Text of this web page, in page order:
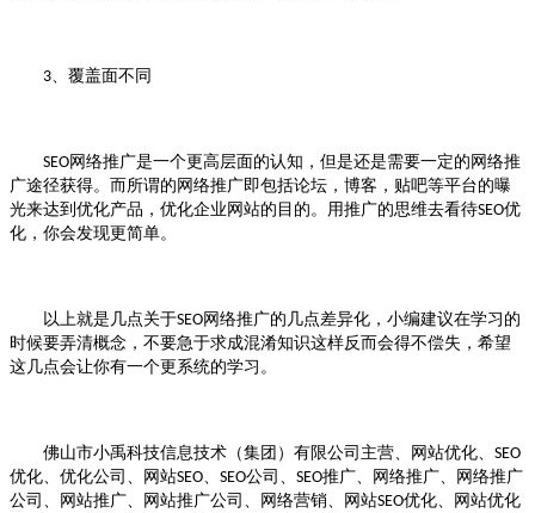
3 、覆盖面不同
SEO网络推广是一个更高层面的认知，但是还是需要一定的网络推
广途径获得。而所谓的网络推广即包括论坛，博客，贴吧等平台的曝
光来达到优化产品，优化企业网站的目的。用推广的思维去看待SEO优
化，你会发现更简单。
以上就是几点关于SEO网络推广的几点差异化，小编建议在学习的
时候要弄清概念，不要急于求成混淆知识这样反而会得不偿失，希望
这几点会让你有一个更系统的学习。
佛山市小禹科技信息技术（集团）有限公司主营、网站优化、 SEO
优化、优化公司、网站SEO SEO公司、 SEO推广、网络推广、网络推广
公司、网站推广、网站推广公司、网络营销、网站SEO优化、网站优化